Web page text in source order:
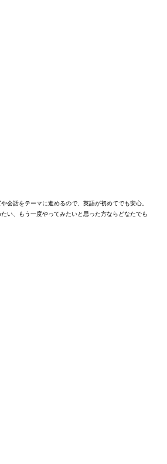
会話をテーマに進めるので、英語が初めてでも安心。
い、もう一度やってみたいと思った方ならどなたでも